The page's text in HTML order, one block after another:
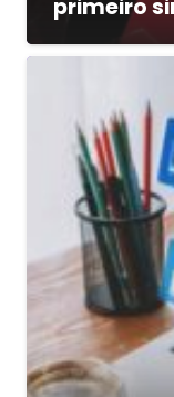
primeiro